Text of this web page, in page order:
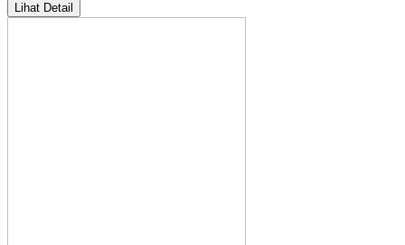
Lihat Detail